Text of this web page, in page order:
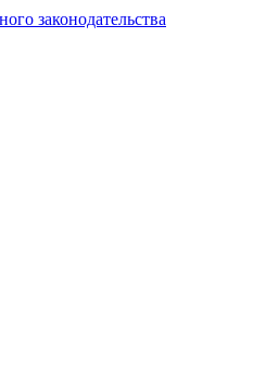
законодательства